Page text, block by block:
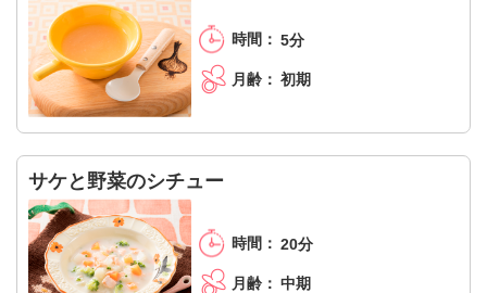
5分
初期
サケと野菜のシチュー
20分
中期